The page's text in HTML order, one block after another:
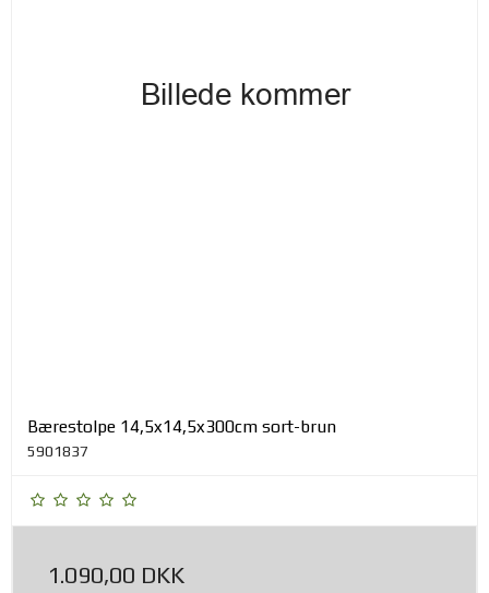
Bærestolpe 14,5x14,5x300cm sort-brun
5901837
1.090,00 DKK